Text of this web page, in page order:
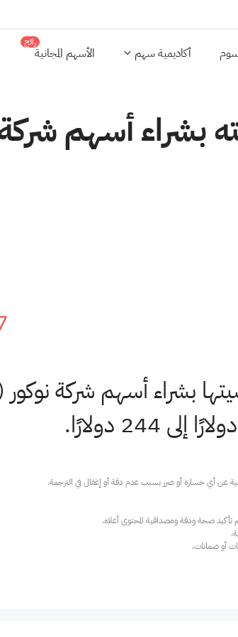
أكاديمية سهم الأسهم المجانية
رائج
بشراء أسهم
بشراء أسهم شركة
أو ضمانات.